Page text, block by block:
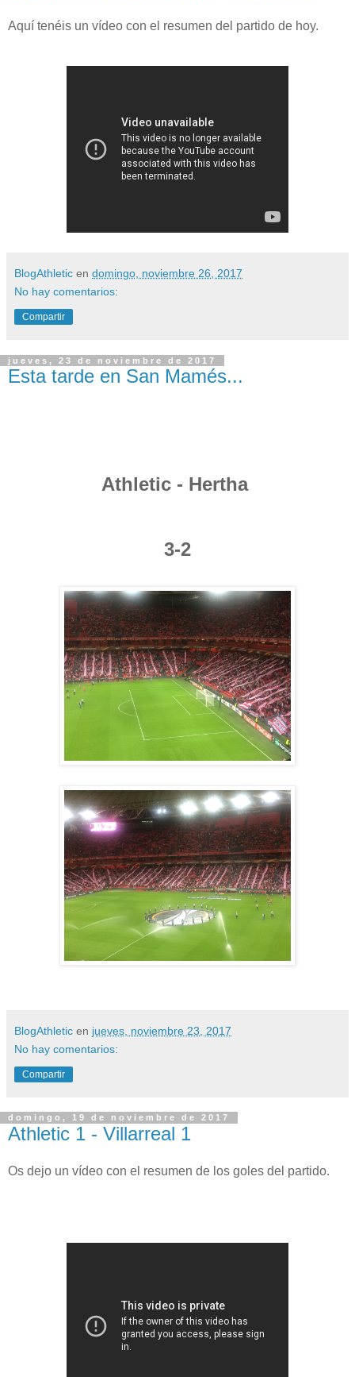
Aquí tenéis un vídeo con el resumen del partido de hoy.
BlogAthletic en domingo, noviembre 26, 2017
No hay comentarios:
Compartir
jueves, 23 de noviembre de 2017
Esta tarde en San Mamés...
Athletic - Hertha
3-2
BlogAthletic en jueves, noviembre 23, 2017
No hay comentarios:
Compartir
domingo, 19 de noviembre de 2017
Athletic 1 - Villarreal 1
Os dejo un vídeo con el resumen de los goles del partido.